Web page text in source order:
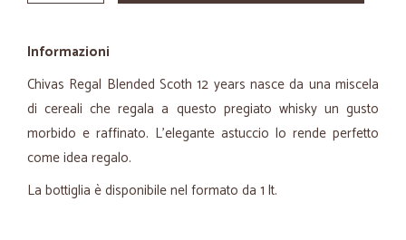
Informazioni
Chivas Regal Blended Scoth 12 years nasce da una miscela
di cereali che regala a questo pregiato whisky un gusto
morbido e raffinato. L'elegante astuccio lo rende perfetto
come idea regalo.
La bottiglia è disponibile nel formato da 1 lt.